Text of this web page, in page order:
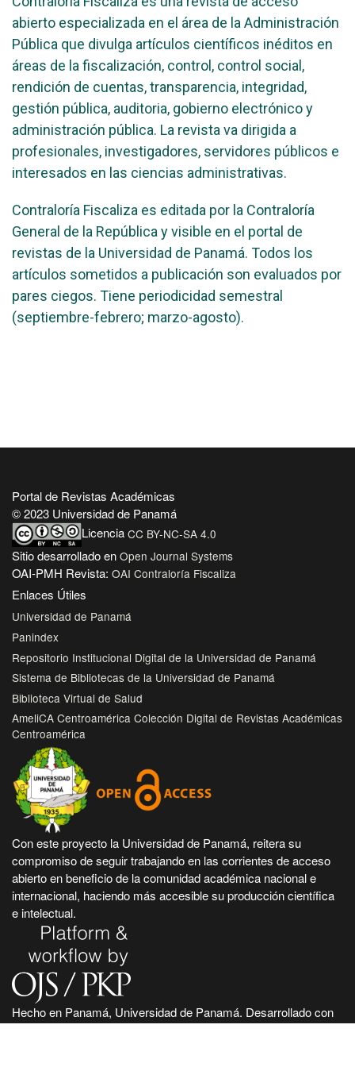
abierto especializada en el área de la Administración
Pública que divulga artículos científicos inéditos en
áreas de la fiscalización, control, control social,
rendición de cuentas, transparencia, integridad,
gestión pública, auditoria, gobierno electrónico y
administración pública. La revista va dirigida a
profesionales, investigadores, servidores públicos e
interesados en las ciencias administrativas.
Contraloría Fiscaliza es editada por la Contraloría
General de la República y visible en el portal de
revistas de la Universidad de Panamá. Todos los
artículos sometidos a publicación son evaluados por
pares ciegos. Tiene periodicidad semestral
(septiembre-febrero; marzo-agosto).
Portal de Revistas Académicas
© 2023 Universidad de Panamá
Licencia CC BY-NC-SA 4.0
Sitio desarrollado en Open Journal Systems
OAI-PMH Revista: OAI Contraloría Fiscaliza
Enlaces Útiles
Universidad de Panamá
Panindex
Repositorio Institucional Digital de la Universidad de Panamá
Sistema de Bibliotecas de la Universidad de Panamá
Biblioteca Virtual de Salud
AmeliCA Centroamérica Colección Digital de Revistas Académicas
Centroamérica
Con este proyecto la Universidad de Panamá, reitera su
compromiso de seguir trabajando en las corrientes de acceso
abierto en beneficio de la comunidad académica nacional e
internacional, haciendo más accesible su producción científica
e intelectual.
Hecho en Panamá, Universidad de Panamá. Desarrollado con
tecnología de código abierto y gratuito de PKP - Public